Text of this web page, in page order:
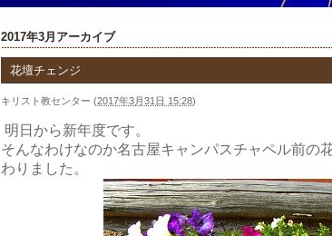
2017年3月アーカイブ
花壇チェンジ
キリスト教センター (2017年3月31日 15:28)
明日から新年度です。
そんなわけなのか名古屋キャンパスチャペル前の
わりました。